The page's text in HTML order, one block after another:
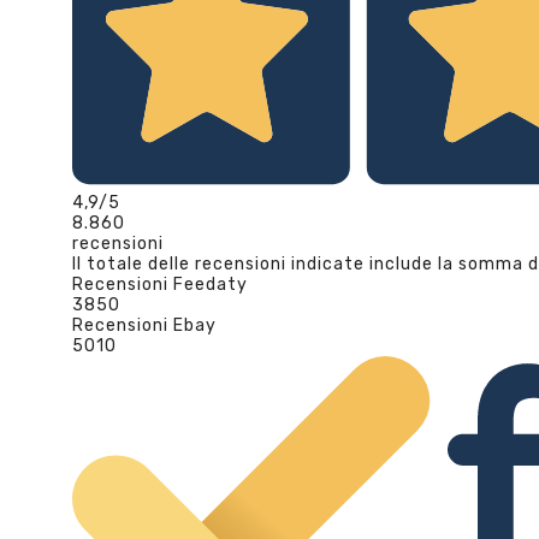
4,9/5
8.860
recensioni
Il totale delle recensioni indicate include la somma
Recensioni Feedaty
3850
Recensioni Ebay
5010